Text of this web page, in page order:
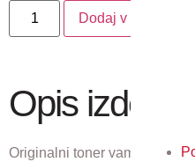
Dodaj v košarico
Opis izdelka
Originalni toner vam